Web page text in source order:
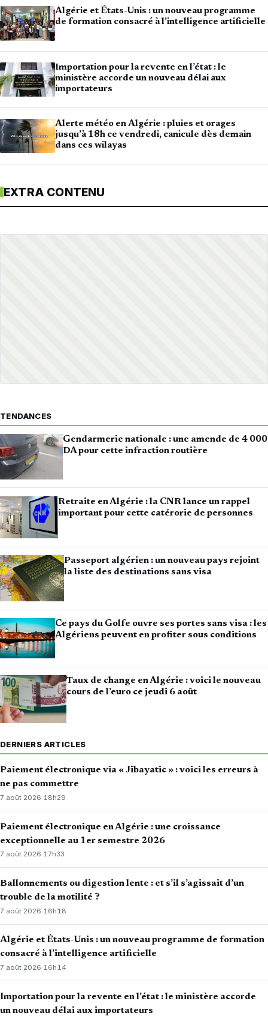
Algérie et États-Unis : un nouveau programme
de formation consacré à l’intelligence artificielle
Importation pour la revente en l’état : le
ministère accorde un nouveau délai aux
importateurs
Alerte météo en Algérie : pluies et orages
jusqu’à 18h ce vendredi, canicule dès demain
dans ces wilayas
EXTRA CONTENU
TENDANCES
Gendarmerie nationale : une amende de 4 000
DA pour cette infraction routière
Retraite en Algérie : la CNR lance un rappel
important pour cette catérorie de personnes
Passeport algérien : un nouveau pays rejoint
la liste des destinations sans visa
Ce pays du Golfe ouvre ses portes sans visa : les
Algériens peuvent en profiter sous conditions
Taux de change en Algérie : voici le nouveau
cours de l’euro ce jeudi 6 août
DERNIERS ARTICLES
Paiement électronique via « Jibayatic » : voici les erreurs à
ne pas commettre
7 août 2026·18h29
Paiement électronique en Algérie : une croissance
exceptionnelle au 1er semestre 2026
7 août 2026·17h33
Ballonnements ou digestion lente : et s’il s’agissait d’un
trouble de la motilité ?
7 août 2026· 16h18
Algérie et États-Unis : un nouveau programme de formation
consacré à l’intelligence artificielle
7 août 2026·16h14
Importation pour la revente en l’état : le ministère accorde
un nouveau délai aux importateurs